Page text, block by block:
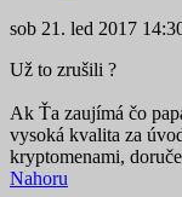
sob 21. led 2017
Už to zrušili ?
Ak Ťa zaujímá čo
vysoká kvalita za
kryptomenami,
Nahoru